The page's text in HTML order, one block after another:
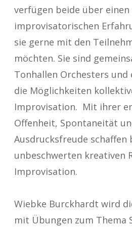
verfügen beide über
improvisatorischen
sie gerne mit den
möchten. Sie sind
Tonhallen Orchesters
die Möglichkeiten
Improvisation. Mit ihrer
Offenheit, Spontaneität
Ausdrucksfreude schaffen
unbeschwerten kreativen
Improvisation.
Wiebke Burckhardt wird
mit Übungen zum Thema